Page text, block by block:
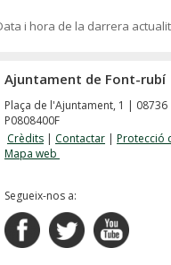
i hora de la darrera
Ajuntament de Font-rubí
Plaça de l'Ajuntament, 1 |
P0808400F
Crèdits | Contactar | Protecció
Mapa web
Segueix-nos a: